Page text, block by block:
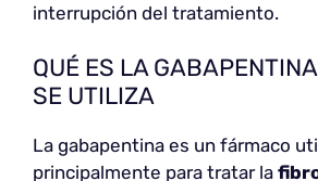
interrupción del tratamiento.
QUÉ ES LA
SE UTILIZA
La gabapentina es un fármaco
principalmente para tratar la